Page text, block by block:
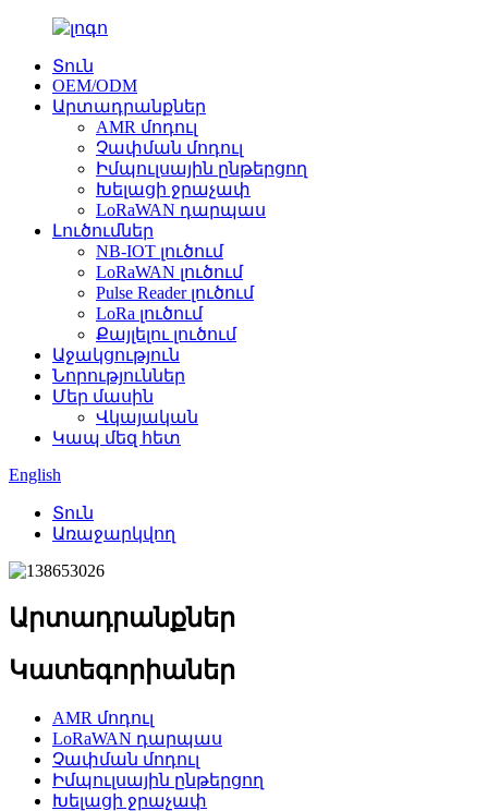
Տուն
OEM/ODM
Արտադրանքներ
AMR մոդուլ
Չափման մոդուլ
Իմպուլսային ընթերցող
Խելացի ջրաչափ
LoRaWAN դարպաս
Լուծումներ
NB-IOT լուծում
LoRaWAN լուծում
Pulse Reader լուծում
LoRa լուծում
Քայլելու լուծում
Աջակցություն
Նորություններ
Մեր մասին
Վկայական
Կապ մեզ հետ
English
Տուն
Առաջարկվող
Արտադրանքներ
Կատեգորիաներ
AMR մոդուլ
LoRaWAN դարպաս
Չափման մոդուլ
Իմպուլսային ընթերցող
Խելացի ջրաչափ